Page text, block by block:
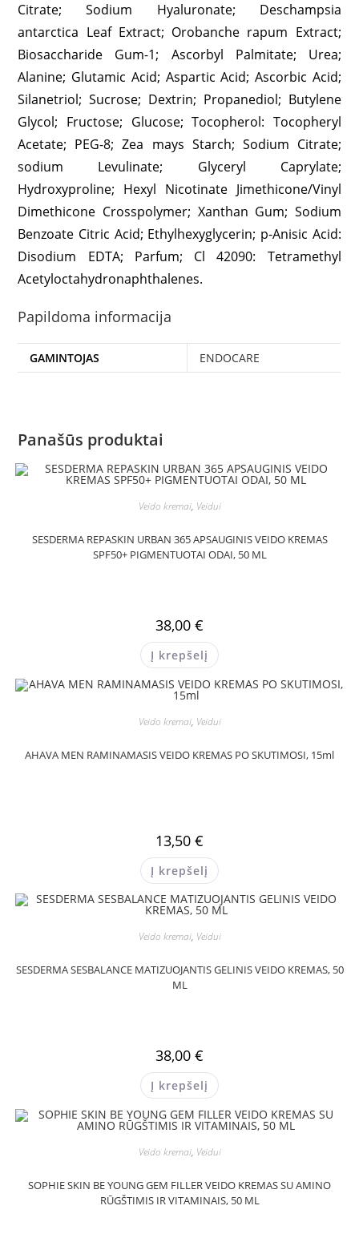
Citrate; Sodium Hyaluronate; Deschampsia
antarctica Leaf Extract; Orobanche rapum Extract;
Biosaccharide Gum-1; Ascorbyl Palmitate; Urea;
Alanine; Glutamic Acid; Aspartic Acid; Ascorbic Acid;
Silanetriol; Sucrose; Dextrin; Propanediol; Butylene
Glycol; Fructose; Glucose; Tocopherol: Tocopheryl
Acetate; PEG-8; Zea mays Starch; Sodium Citrate;
sodium Levulinate; Glyceryl Caprylate;
Hydroxyproline; Hexyl Nicotinate Jimethicone/Vinyl
Dimethicone Crosspolymer; Xanthan Gum; Sodium
Benzoate Citric Acid; Ethylhexyglycerin; p-Anisic Acid:
Disodium EDTA; Parfum; Cl 42090: Tetramethyl
Acetyloctahydronaphthalenes.
Papildoma informacija
GAMINTOJAS ENDOCARE
Panašūs produktai
Veido kremai, Veidui
SESDERMA REPASKIN URBAN 365 APSAUGINIS VEIDO KREMAS
SPF50+ PIGMENTUOTAI ODAI, 50 ML
38,00 €
Į krepšelį
Veido kremai, Veidui
AHAVA MEN RAMINAMASIS VEIDO KREMAS PO SKUTIMOSI, 15ml
13,50 €
Į krepšelį
Veido kremai, Veidui
SESDERMA SESBALANCE MATIZUOJANTIS GELINIS VEIDO KREMAS, 50
ML
38,00 €
Į krepšelį
Veido kremai, Veidui
SOPHIE SKIN BE YOUNG GEM FILLER VEIDO KREMAS SU AMINO
RŪGŠTIMIS IR VITAMINAIS, 50 ML